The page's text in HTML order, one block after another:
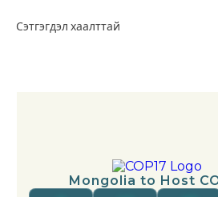
Сэтгэгдэл хаалттай